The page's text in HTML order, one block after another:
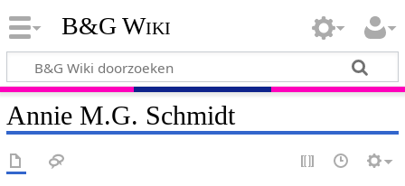
B&G Wiki
Annie M.G. Schmidt